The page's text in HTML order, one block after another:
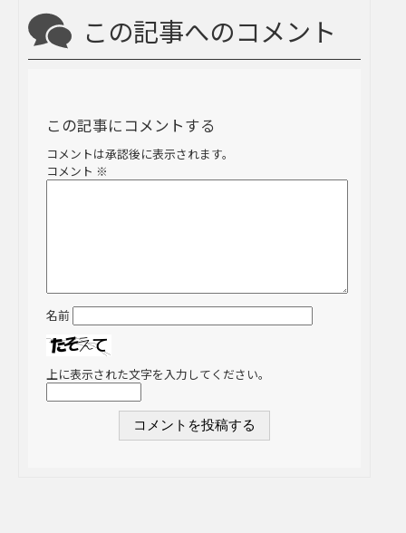
この記事へのコメント
この記事にコメントする
コメントは承認後に表示されます。
コメント ※
名前
上に表示された文字を入力してください。